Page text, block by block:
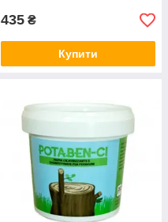
435 ₴
Купити